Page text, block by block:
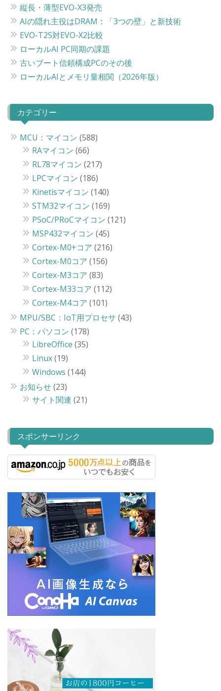
縦長・薄型EVO-X3発売
AIの隠れ主役はDRAM：「3つの壁」と新技術
EVO-T2S対EVO-X2比較
ローカルAI PC同期の課題
古いブート信頼構成PCのその後
ローカルAIとメモリ量相関（2026年版）
カテゴリー
MCU：マイコン (588)
RAマイコン (66)
RL78マイコン (217)
LPCマイコン (186)
Kinetisマイコン (140)
STM32マイコン (169)
PSoC/PRoCマイコン (121)
MSP432マイコン (45)
Cortex-M0+コア (216)
Cortex-M0コア (156)
Cortex-M3コア (83)
Cortex-M33コア (112)
Cortex-M4コア (101)
MPU/SBC：IoT用プロセサ (43)
PC：パソコン (178)
LibreOffice (35)
Linux(19)
Windows (144)
お知らせ(23)
サイト関連 (21)
スポンサーリンク